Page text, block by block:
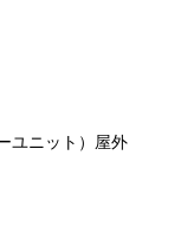
ユニット）屋外